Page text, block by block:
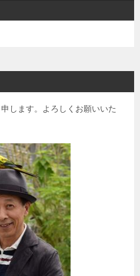
します。よろしくお願いいた